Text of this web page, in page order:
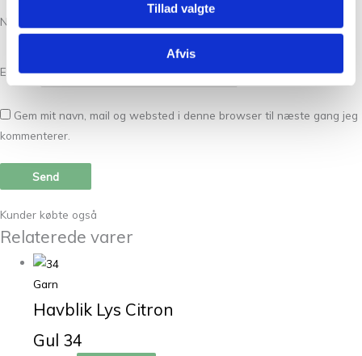
Tillad valgte
Afvis
Navn
E-mail*
Gem mit navn, mail og websted i denne browser til næste gang jeg
kommenterer.
Kunder købte også
Relaterede varer
Garn
Havblik Lys Citron
Gul 34